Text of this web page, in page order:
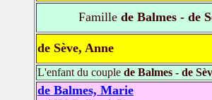
Famille de Balmes - de
de Sève, Anne
L'enfant du couple de Balmes - de
de Balmes, Marie